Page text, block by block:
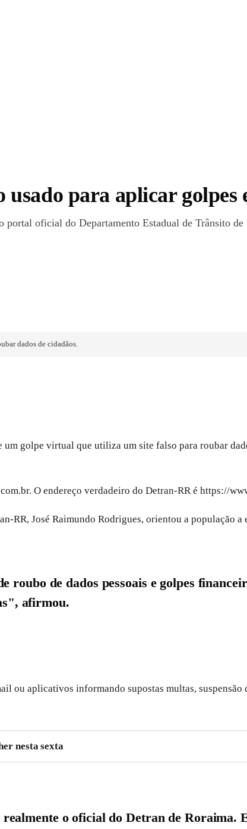
para aplicar golpes
oficial do Departamento Estadual de Trânsito de
dados de cidadãos.
golpe virtual que utiliza um site falso para roubar
O endereço verdadeiro do Detran-RR é https://
RR, José Raimundo Rodrigues, orientou a população a
roubo de dados pessoais e golpes
afirmou.
ou aplicativos informando supostas multas,
nesta sexta
o oficial do Detran de Roraima.